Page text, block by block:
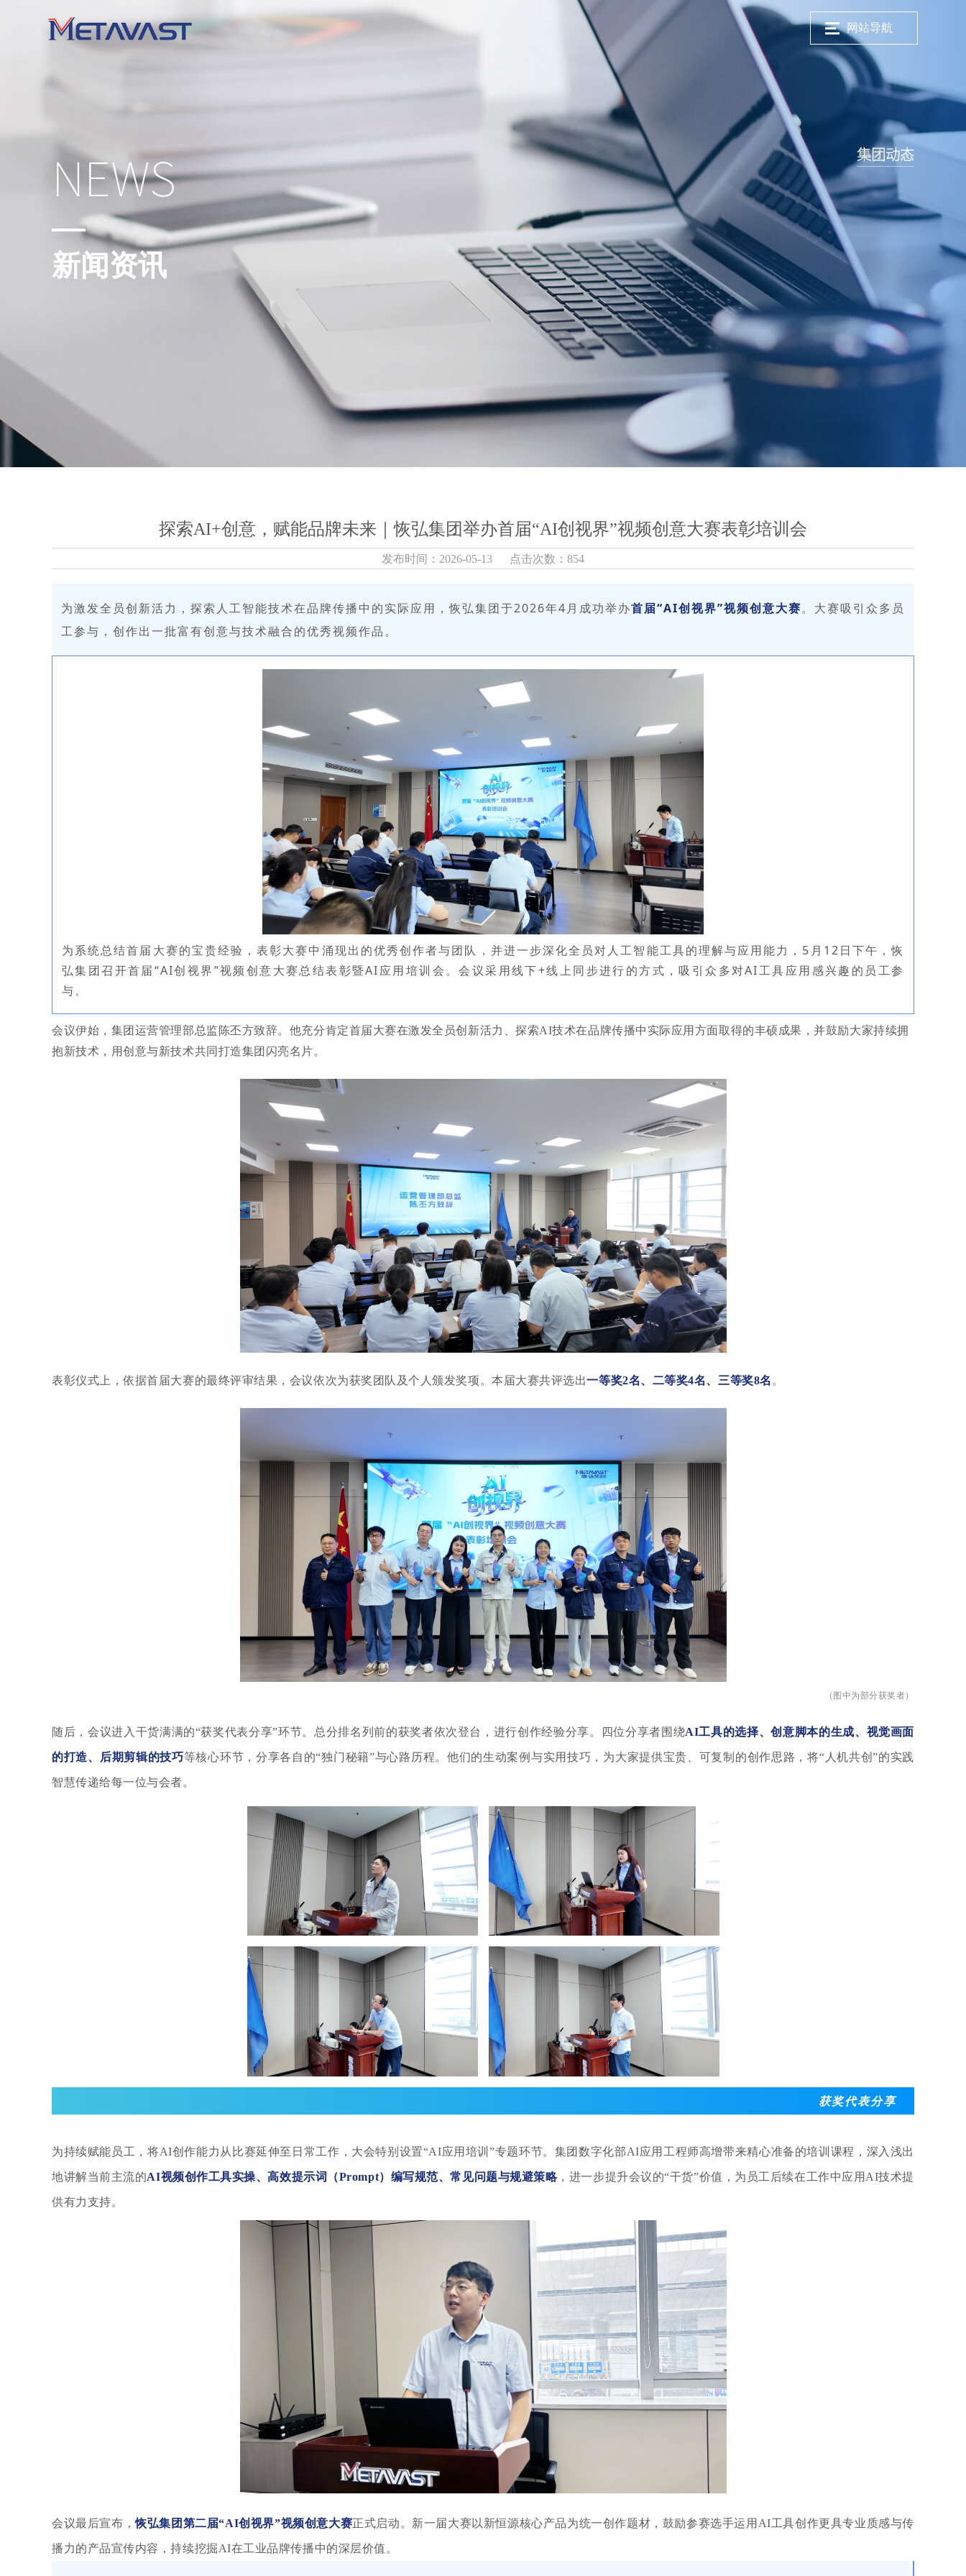
网站导航
NEWS
新闻资讯
集团动态
探索AI+创意，赋能品牌未来｜恢弘集团举办首届“AI创视界”视频创意大赛表彰培训会
发布时间：2026-05-13 点击次数：854
为激发全员创新活力，探索人工智能技术在品牌传播中的实际应用，恢弘集团于2026年4月成功举办首届“AI创视界”视频创意大赛。大赛吸引众多员
工参与，创作出一批富有创意与技术融合的优秀视频作品。
为系统总结首届大赛的宝贵经验，表彰大赛中涌现出的优秀创作者与团队，并进一步深化全员对人工智能工具的理解与应用能力，5月12日下午，恢
弘集团召开首届“AI创视界”视频创意大赛总结表彰暨AI应用培训会。会议采用线下+线上同步进行的方式，吸引众多对AI工具应用感兴趣的员工参
与。
会议伊始，集团运营管理部总监陈丕方致辞。他充分肯定首届大赛在激发全员创新活力、探索AI技术在品牌传播中实际应用方面取得的丰硕成果，并鼓励大家持续拥
抱新技术，用创意与新技术共同打造集团闪亮名片。
表彰仪式上，依据首届大赛的最终评审结果，会议依次为获奖团队及个人颁发奖项。本届大赛共评选出一等奖2名、二等奖4名、三等奖8名 。
（图中为部分获奖者）
随后 ，会议进入干货满满的“获奖代表分享”环节。总分排名列前的获奖者依次登台，进行创作经验分享。 四位分享者围绕AI工具的选择、创意脚本的生成、视觉画面
的打造、后期剪辑的技巧等核心环节，分享各自的“独门秘籍”与心路历程。他们的生动案例与实用技巧，为大家提供宝贵、可复制的创作思路，将“人机共创”的实践
智慧传递给每一位与会者。
获奖代表分享
为持续赋能员工，将AI创作能力从比赛延伸至日常工作，大会特别设置“AI应用培训”专题环节。集团数字化部AI应用工程师高增带来精心准备的培训课程，深入浅出
地讲解当前主流的AI视频创作工具实操、高效提示词（Prompt） 编写规范、常见问题与规避策略，进一步提升会议的“干货”价值，为员工后续在工作中应用AI技术提
供有力支持。
会议最后宣布，恢弘集团第二届“AI创视界”视频创意大赛正式启动。新一届大赛以 新恒源核心产品为统一创作题材，鼓励参赛选手运用 AI工具创作更具专业质感与传
播力的产品宣传内容，持续挖掘AI在工业品牌传播中的深层价值。